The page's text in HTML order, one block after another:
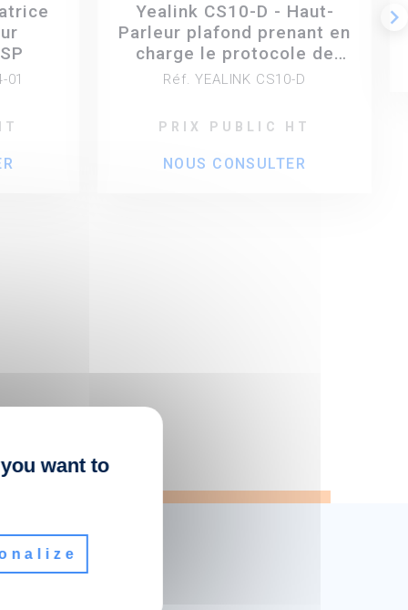
keyboard_arrow_right
01
Yealink CS10-D - Haut-
Parleur plafond prenant en
charge le protocole de
transmission audio Dante,
compatible PoE
Réf. YEALINK CS10-D
PRIX PUBLIC HT
NOUS CONSULTER
want to